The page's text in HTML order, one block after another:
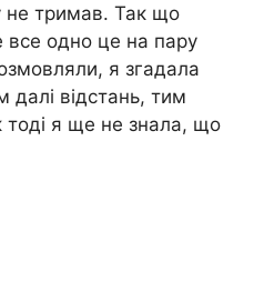
не тримав. Так що
одно це на пару
я згадала
далі відстань, тим
тоді я ще не знала, що